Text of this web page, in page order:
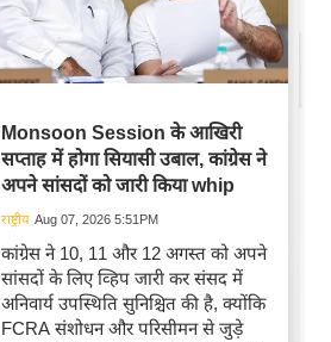
Monsoon Session के आखिरी
सप्ताह में होगा सियासी उबाल, कांग्रेस ने
अपने सांसदों को जारी किया whip
राष्ट्रीय Aug 07, 2026 5:51PM
कांग्रेस ने 10, 11 और 12 अगस्त को अपने
सांसदों के लिए व्हिप जारी कर संसद में
अनिवार्य उपस्थिति सुनिश्चित की है, क्योंकि
FCRA संशोधन और परिसीमन से जुड़े